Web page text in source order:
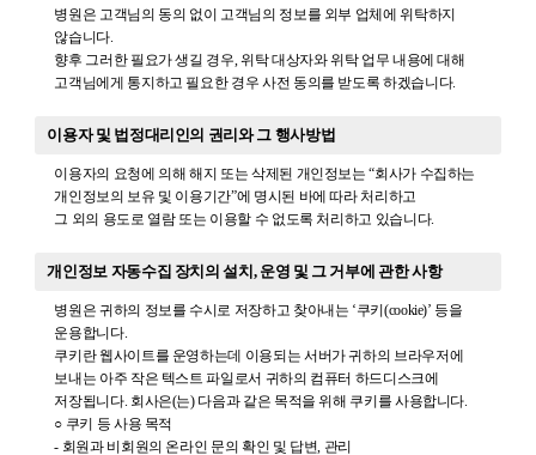
병원은 고객님의 동의 없이 고객님의 정보를 외부 업체에 위탁하지
않습니다.
향후 그러한 필요가 생길 경우, 위탁 대상자와 위탁 업무 내용에 대해
고객님에게 통지하고 필요한 경우 사전 동의를 받도록 하겠습니다.
이용자 및 법정대리인의 권리와 그 행사방법
이용자의 요청에 의해 해지 또는 삭제된 개인정보는 “회사가 수집하는
개인정보의 보유 및 이용기간”에 명시된 바에 따라 처리하고
그 외의 용도로 열람 또는 이용할 수 없도록 처리하고 있습니다.
개인정보 자동수집 장치의 설치, 운영 및 그 거부에 관한 사항
병원은 귀하의 정보를 수시로 저장하고 찾아내는 ‘쿠키(cookie)’ 등을
운용합니다.
쿠키란 웹사이트를 운영하는데 이용되는 서버가 귀하의 브라우저에
보내는 아주 작은 텍스트 파일로서 귀하의 컴퓨터 하드디스크에
저장됩니다. 회사은(는) 다음과 같은 목적을 위해 쿠키를 사용합니다.
○ 쿠키 등 사용 목적
- 회원과 비회원의 온라인 문의 확인 및 답변, 관리